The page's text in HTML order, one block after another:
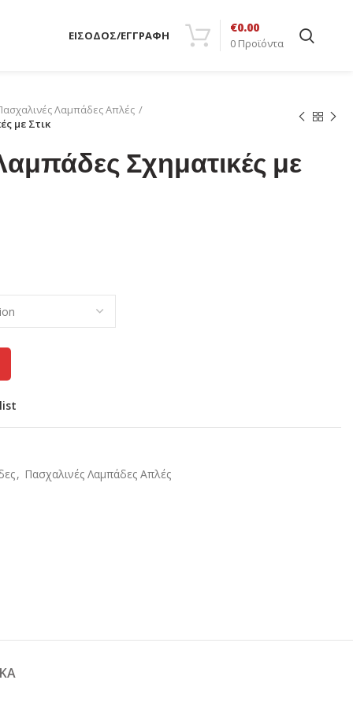
ΕΙΣΟΔΟΣ/ΕΓΓΡΑΦΗ
0 Προϊόντα
€0.00
Λαμπάδες Απλές
με Στικ
Σχηματικές με
, Πασχαλινές Λαμπάδες Απλές